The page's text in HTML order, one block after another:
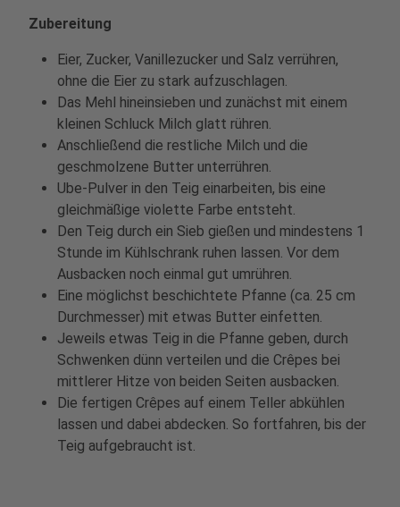
Zubereitung
Eier, Zucker, Vanillezucker und Salz verrühren,
ohne die Eier zu stark aufzuschlagen.
Das Mehl hineinsieben und zunächst mit einem
kleinen Schluck Milch glatt rühren.
Anschließend die restliche Milch und die
geschmolzene Butter unterrühren.
Ube-Pulver in den Teig einarbeiten, bis eine
gleichmäßige violette Farbe entsteht.
Den Teig durch ein Sieb gießen und mindestens 1
Stunde im Kühlschrank ruhen lassen. Vor dem
Ausbacken noch einmal gut umrühren.
Eine möglichst beschichtete Pfanne (ca. 25 cm
Durchmesser) mit etwas Butter einfetten.
Jeweils etwas Teig in die Pfanne geben, durch
Schwenken dünn verteilen und die Crêpes bei
mittlerer Hitze von beiden Seiten ausbacken.
Die fertigen Crêpes auf einem Teller abkühlen
lassen und dabei abdecken. So fortfahren, bis der
Teig aufgebraucht ist.